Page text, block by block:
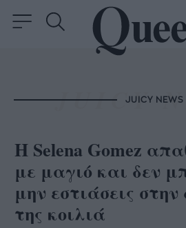
JUICY NEWS
Η Selena Gomez
με μαγιό και δεν
μην εστιάσεις
της κοιλιά